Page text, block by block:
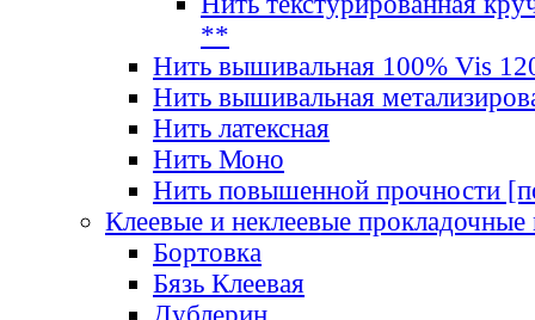
**
Нить вышивальная 100% Vis
Нить вышивальная
Нить латексная
Нить Моно
Нить повышенной прочности
Клеевые и неклеевые прокладочные
Бортовка
Бязь Клеевая